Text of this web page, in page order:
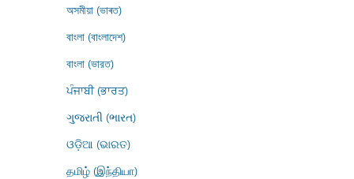
অসমীয়া (ভাৰত)
বাংলা (বাংলাদেশ)
বাংলা (ভারত)
ਪੰਜਾਬੀ (ਭਾਰਤ)
ગુજરાતી (ભારત)
ଓଡ଼ିଆ (ଭାରତ)
தமிழ் (இந்தியா)